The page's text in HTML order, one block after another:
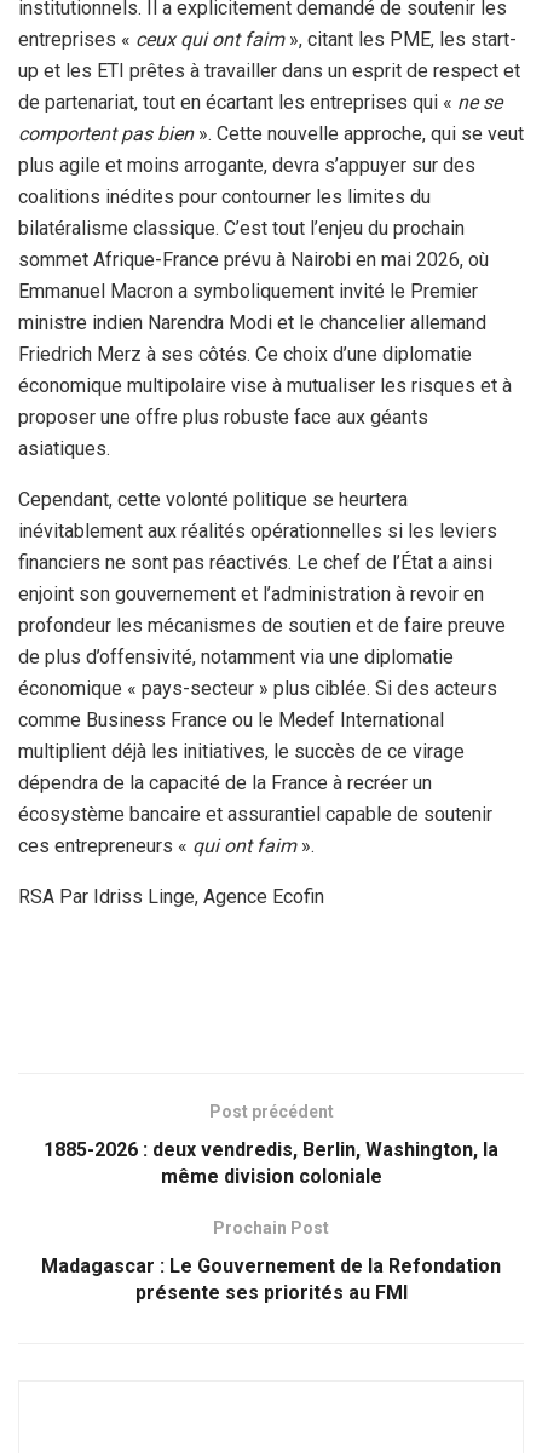
institutionnels. Il a explicitement demandé de soutenir les
entreprises « ceux qui ont faim», citant les PME, les start-
up et les ETI prêtes à travailler dans un esprit de respect et
de partenariat, tout en écartant les entreprises qui « ne se
comportent pas bien». Cette nouvelle approche, qui se veut
plus agile et moins arrogante, devra s’appuyer sur des
coalitions inédites pour contourner les limites du
bilatéralisme classique. C’est tout l’enjeu du prochain
sommet Afrique-France prévu à Nairobi en mai 2026, où
Emmanuel Macron a symboliquement invité le Premier
ministre indien Narendra Modi et le chancelier allemand
Friedrich Merz à ses côtés. Ce choix d’une diplomatie
économique multipolaire vise à mutualiser les risques et à
proposer une offre plus robuste face aux géants
asiatiques.
Cependant, cette volonté politique se heurtera
inévitablement aux réalités opérationnelles si les leviers
financiers ne sont pas réactivés. Le chef de l’État a ainsi
enjoint son gouvernement et l’administration à revoir en
profondeur les mécanismes de soutien et de faire preuve
de plus d’offensivité, notamment via une diplomatie
économique « pays-secteur » plus ciblée. Si des acteurs
comme Business France ou le Medef International
multiplient déjà les initiatives, le succès de ce virage
dépendra de la capacité de la France à recréer un
écosystème bancaire et assurantiel capable de soutenir
ces entrepreneurs « qui ont faim».
RSA Par Idriss Linge, Agence Ecofin
Post précédent
1885-2026 : deux vendredis, Berlin, Washington, la
même division coloniale
Prochain Post
Madagascar : Le Gouvernement de la Refondation
présente ses priorités au FMI